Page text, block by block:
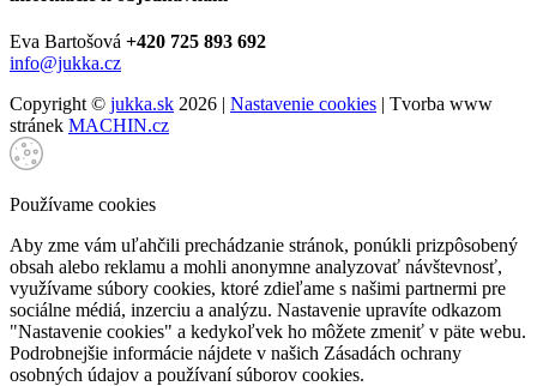
Eva Bartošová +420 725 893 692
info@jukka.cz
Copyright © jukka.sk 2026 | Nastavenie cookies | Tvorba www
stránek MACHIN.cz
Používame cookies
Aby zme vám uľahčili prechádzanie stránok, ponúkli prizpôsobený
obsah alebo reklamu a mohli anonymne analyzovať návštevnosť,
využívame súbory cookies, ktoré zdieľame s našimi partnermi pre
sociálne médiá, inzerciu a analýzu. Nastavenie upravíte odkazom
"Nastavenie cookies" a kedykoľvek ho môžete zmeniť v päte webu.
Podrobnejšie informácie nájdete v našich Zásadách ochrany
osobných údajov a používaní súborov cookies.